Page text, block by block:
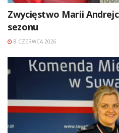
Zwycięstwo Marii
sezonu
8 CZERWCA 2026